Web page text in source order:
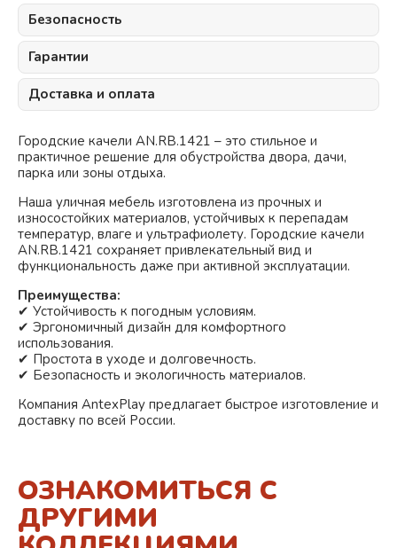
Безопасность
Гарантии
Доставка и оплата
Городские качели AN.RB.1421 – это стильное и
практичное решение для обустройства двора, дачи,
парка или зоны отдыха.
Наша уличная мебель изготовлена из прочных и
износостойких материалов, устойчивых к перепадам
температур, влаге и ультрафиолету. Городские качели
AN.RB.1421 сохраняет привлекательный вид и
функциональность даже при активной эксплуатации.
Преимущества:
✔ Устойчивость к погодным условиям.
✔ Эргономичный дизайн для комфортного
использования.
✔ Простота в уходе и долговечность.
✔ Безопасность и экологичность материалов.
Компания AntexPlay предлагает быстрое изготовление и
доставку по всей России.
ОЗНАКОМИТЬСЯ С
ДРУГИМИ